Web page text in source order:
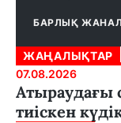
БАРЛЫҚ
ЖАҢАЛЫҚТАР
07.08.2026
Атыраудағы
тиіскен